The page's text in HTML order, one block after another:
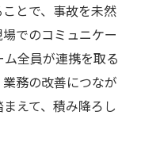
とで、事故を未然
でのコミュニケー
全員が連携を取る
務の改善につなが
えて、積み降ろし